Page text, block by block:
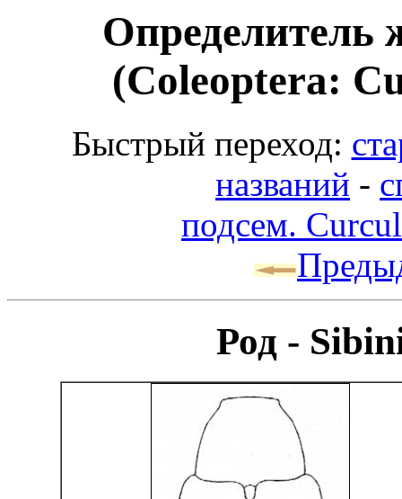
Определитель
(Coleoptera:
Быстрый переход:
названий -
подсем.
Род -